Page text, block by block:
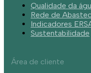
Qualidade da
Rede de
Indicadores
Sustentabilidade
Área de cliente